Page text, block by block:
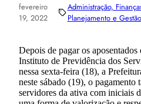
fevereiro
19, 2022
Administração,
Planejamento e
Depois de pagar os
Instituto de Previdência dos
nessa sexta-feira (18), a
neste sábado (19), o pagamento
servidores da ativa com iniciais